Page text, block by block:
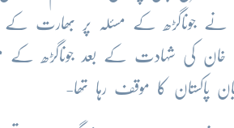
جوناگڑھ کے مسئلہ پر بھارت کے
خان کی شہادت کے بعد جوناگڑھ
پاکستان کا موقف رہا تھا-